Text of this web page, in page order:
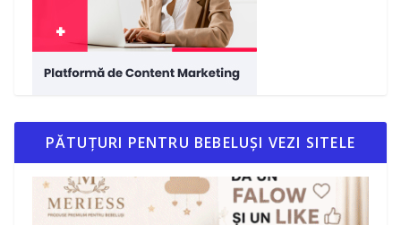
PĂTUȚURI PENTRU BEBELUȘI VEZI SITELE